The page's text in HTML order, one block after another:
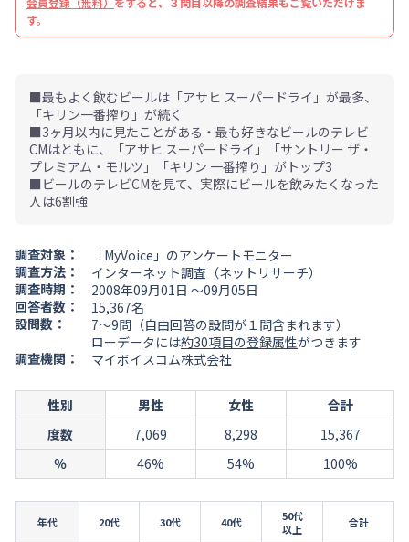
す。
■最もよく飲むビールは「アサヒ スーパードライ」が最多、
「キリン一番搾り」が続く
■3ヶ月以内に見たことがある・最も好きなビールのテレビ
CMはともに、「アサヒ スーパードライ」「サントリー ザ・
プレミアム・モルツ」「キリン 一番搾り」がトップ3
■ビールのテレビCMを見て、実際にビールを飲みたくなった
人は6割強
調査対象：
「MyVoice」のアンケートモニター
調査方法：
インターネット調査（ネットリサーチ）
調査時期：
2008年09月01日 ～09月05日
回答者数：
15,367名
設問数：
7～9問（自由回答の設問が１問含まれます）
ローデータには約30項目の登録属性がつきます
調査機関：
マイボイスコム株式会社
性別 男性 女性
合計
度数
7,069 8,298
15,367
％
46% 54% 100%
年代 20代 30代 40代
50代
以上
合計